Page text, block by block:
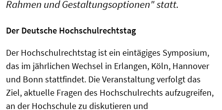
Rahmen und Gestaltungsoptionen" statt.
Der Deutsche Hochschulrechtstag
Der Hochschulrechtstag ist ein eintägiges Symposium,
das im jährlichen Wechsel in Erlangen, Köln, Hannover
und Bonn stattfindet. Die Veranstaltung verfolgt das
Ziel, aktuelle Fragen des Hochschulrechts aufzugreifen,
an der Hochschule zu diskutieren und